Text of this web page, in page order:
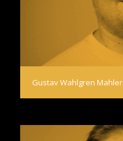
Gustav Wahlgren Mahler